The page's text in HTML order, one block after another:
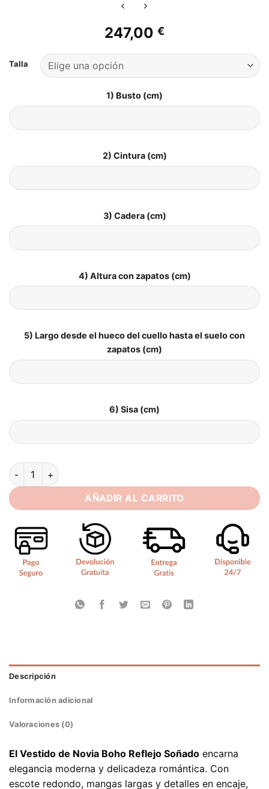
247,00 €
Talla
1) Busto (cm)
2) Cintura (cm)
3) Cadera (cm)
4) Altura con zapatos (cm)
5) Largo desde el hueco del cuello hasta el suelo con
zapatos (cm)
6) Sisa (cm)
Vestidos de Novia Boho Reflejo Soñado cantidad
AÑADIR AL CARRITO
Descripción
Información adicional
Valoraciones (0)
El Vestido de Novia Boho Reflejo Soñado encarna
elegancia moderna y delicadeza romántica. Con
escote redondo, mangas largas y detalles en encaje,